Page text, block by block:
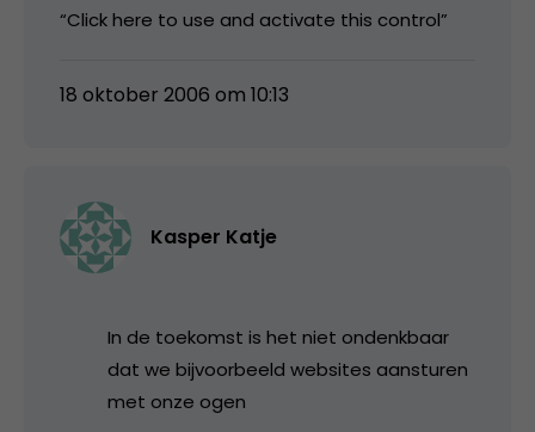
“Click here to use and activate this control”
18 oktober 2006 om 10:13
Kasper Katje
In de toekomst is het niet ondenkbaar
dat we bijvoorbeeld websites aansturen
met onze ogen